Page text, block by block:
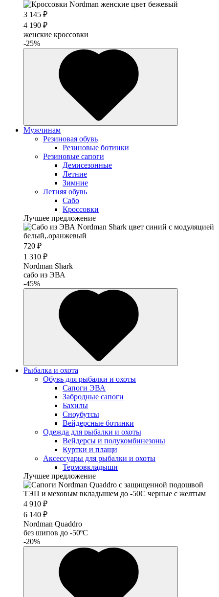
3 145 ₽
4 190 ₽
женские кроссовки
-25%
Мужчинам
Резиновая обувь
Резиновые ботинки
Резиновые сапоги
Демисезонные
Летние
Зимние
Летняя обувь
Сабо
Кроссовки
Лучшее предложение
720 ₽
1 310 ₽
Nordman Shark
cабо из ЭВА
-45%
Рыбалка и охота
Обувь для рыбалки и охоты
Сапоги ЭВА
Забродные сапоги
Бахилы
Сноубутсы
Вейдерсные ботинки
Одежда для рыбалки и охоты
Вейдерсы и полукомбинезоны
Куртки и плащи
Аксессуары для рыбалки и охоты
Термовкладыши
Лучшее предложение
4 910 ₽
6 140 ₽
Nordman Quaddro
без шипов до -50ºС
-20%